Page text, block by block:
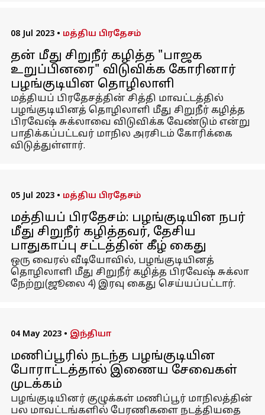
08 Jul 2023 • மத்திய பிரதேசம்
தன் மீது சிறுநீர் கழித்த "பாஜக
உறுப்பினரை" விடுவிக்க கோரினார்
பழங்குடியின தொழிலாளி
மத்தியப் பிரதேசத்தின் சித்தி மாவட்டத்தில்
பழங்குடியினத் தொழிலாளி மீது சிறுநீர் கழித்த
பிரவேஷ் சுக்லாவை விடுவிக்க வேண்டும் என்று
பாதிக்கப்பட்டவர் மாநில அரசிடம் கோரிக்கை
விடுத்துள்ளார்.
05 Jul 2023 • மத்திய பிரதேசம்
மத்தியப் பிரதேசம்: பழங்குடியின நபர்
மீது சிறுநீர் கழித்தவர், தேசிய
பாதுகாப்பு சட்டத்தின் கீழ் கைது
ஒரு வைரல் வீடியோவில், பழங்குடியினத்
தொழிலாளி மீது சிறுநீர் கழித்த பிரவேஷ் சுக்லா
நேற்று(ஜூலை 4) இரவு கைது செய்யப்பட்டார்.
04 May 2023 • இந்தியா
மணிப்பூரில் நடந்த பழங்குடியின
போராட்டத்தால் இணைய சேவைகள்
முடக்கம்
பழங்குடியினர் குழுக்கள் மணிப்பூர் மாநிலத்தின்
பல மாவட்டங்களில் பேரணிகளை நடத்தியதை